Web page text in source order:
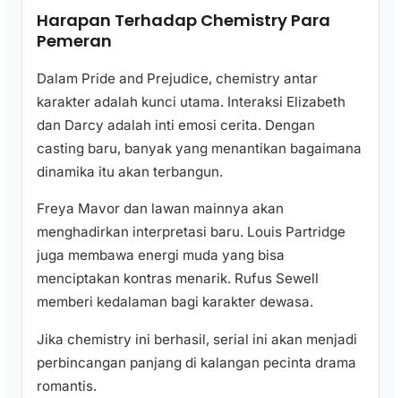
Harapan Terhadap Chemistry Para
Pemeran
Dalam Pride and Prejudice, chemistry antar
karakter adalah kunci utama. Interaksi Elizabeth
dan Darcy adalah inti emosi cerita. Dengan
casting baru, banyak yang menantikan bagaimana
dinamika itu akan terbangun.
Freya Mavor dan lawan mainnya akan
menghadirkan interpretasi baru. Louis Partridge
juga membawa energi muda yang bisa
menciptakan kontras menarik. Rufus Sewell
memberi kedalaman bagi karakter dewasa.
Jika chemistry ini berhasil, serial ini akan menjadi
perbincangan panjang di kalangan pecinta drama
romantis.